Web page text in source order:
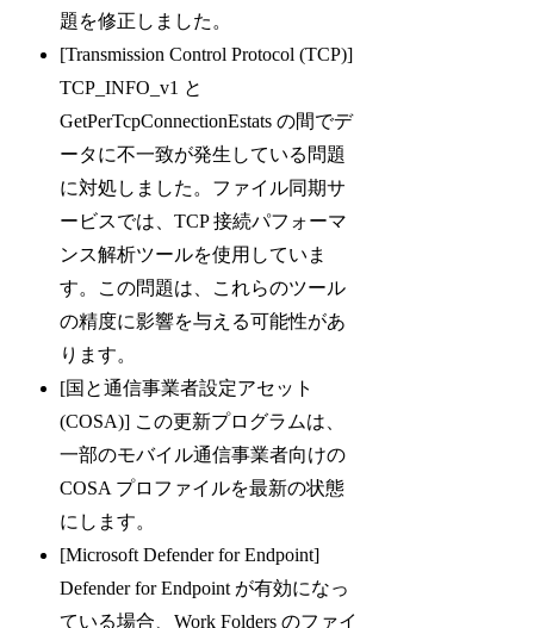
題を修正しました。
[Transmission Control Protocol (TCP)]
TCP_INFO_v1 と
GetPerTcpConnectionEstats の間でデ
ータに不一致が発生している問題
に対処しました。ファイル同期サ
ービスでは、TCP 接続パフォーマ
ンス解析ツールを使用していま
す。この問題は、これらのツール
の精度に影響を与える可能性があ
ります。
[国と通信事業者設定アセット
(COSA)] この更新プログラムは、
一部のモバイル通信事業者向けの
COSA プロファイルを最新の状態
にします。
[Microsoft Defender for Endpoint]
Defender for Endpoint が有効になっ
ている場合、Work Folders のファイ